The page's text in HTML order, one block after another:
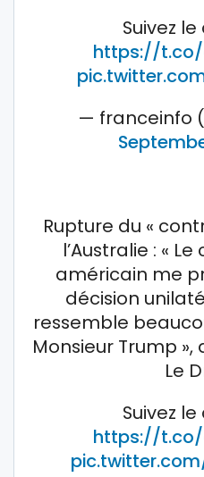
Suivez
https://t.co/
— franceinfo
Rupture du «
l’Australie : «
américain me
décision
ressemble
Monsieur Trump
Le
Suivez
https://t.co/